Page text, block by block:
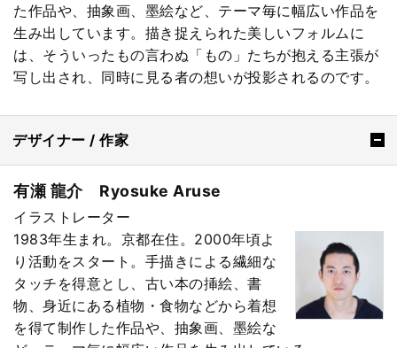
た作品や、抽象画、墨絵など、テーマ毎に幅広い作品を
生み出しています。描き捉えられた美しいフォルムに
は、そういったもの言わぬ「もの」たちが抱える主張が
写し出され、同時に見る者の想いが投影されるのです。
デザイナー / 作家
有瀬 龍介 Ryosuke Aruse
イラストレーター
1983年生まれ。京都在住。2000年頃よ
り活動をスタート。手描きによる繊細な
タッチを得意とし、古い本の挿絵、書
物、身近にある植物・食物などから着想
を得て制作した作品や、抽象画、墨絵な